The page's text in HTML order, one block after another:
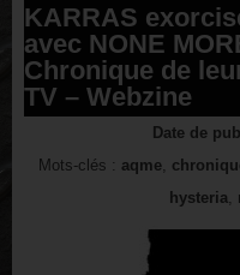
KARRAS
avec NONE
Chronique de
TV – Webzine
Date de
Mots-clés : aqme,
hysteria